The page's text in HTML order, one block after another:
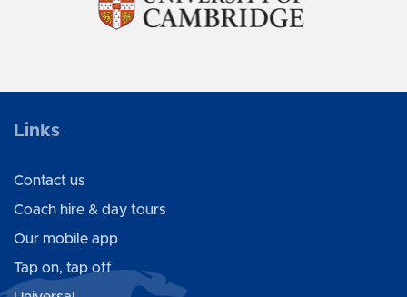
Links
Contact us
Coach hire & day tours
Our mobile app
Tap on, tap off